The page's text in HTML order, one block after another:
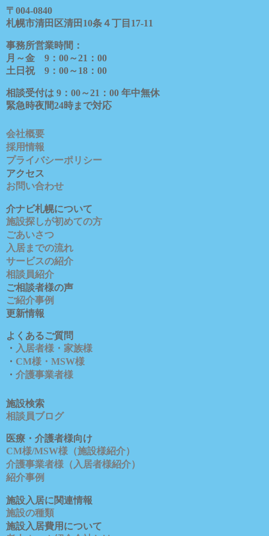
〒 004-0840
札幌市清田区清田 10条４丁目 17-11
事務所営業時間：
月～金 9 ： 00～21 ： 00
土日祝 9 ： 00～18 ： 00
相談受付は 9 ： 00～21 ： 00 年中無休
緊急時夜間24時まで対応
会社概要
採用情報
プライバシーポリシー
アクセス
お問い合わせ
介ナビ札幌について
施設探しが初めての方
ごあいさつ
入居までの流れ
サービスの紹介
相談員紹介
ご相談者様の声
ご紹介事例
更新情報
よくあるご質問
・ 入居者様・家族様
・ CM様・MSW様
・ 介護事業者様
施設検索
相談員ブログ
医療・介護者様向け
CM様/MSW様（施設様紹介）
介護事業者様（入居者様紹介）
紹介事例
施設入居に関連情報
施設の種類
施設入居費用について